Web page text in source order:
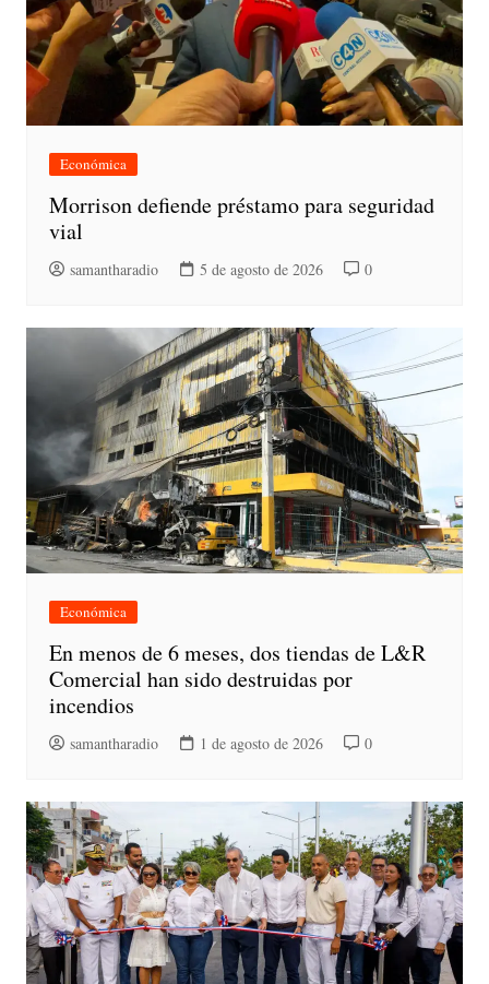
Económica
Morrison defiende préstamo para seguridad
vial
samantharadio 5 de agosto de 2026 0
Económica
En menos de 6 meses, dos tiendas de L&R
Comercial han sido destruidas por
incendios
samantharadio 1 de agosto de 2026 0